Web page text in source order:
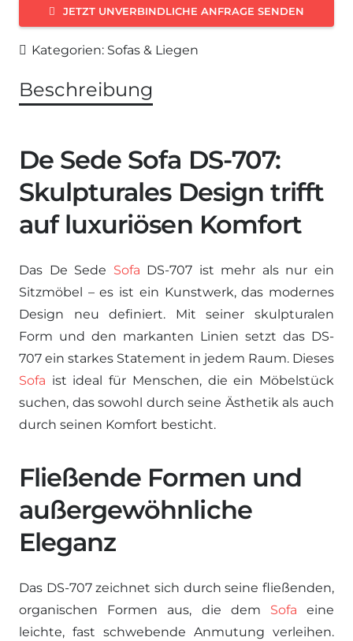
JETZT UNVERBINDLICHE ANFRAGE SENDEN
Kategorien: Sofas & Liegen
Beschreibung
De Sede Sofa DS-707:
Skulpturales Design trifft
auf luxuriösen Komfort
Das De Sede Sofa DS-707 ist mehr als nur ein
Sitzmöbel – es ist ein Kunstwerk, das modernes
Design neu definiert. Mit seiner skulpturalen
Form und den markanten Linien setzt das DS-
707 ein starkes Statement in jedem Raum. Dieses
Sofa ist ideal für Menschen, die ein Möbelstück
suchen, das sowohl durch seine Ästhetik als auch
durch seinen Komfort besticht.
Fließende Formen und
außergewöhnliche
Eleganz
Das DS-707 zeichnet sich durch seine fließenden,
organischen Formen aus, die dem Sofa eine
leichte, fast schwebende Anmutung verleihen.